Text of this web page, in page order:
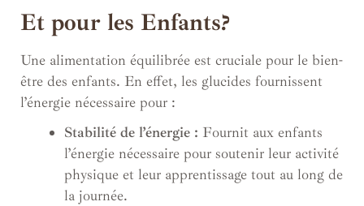
Et pour les Enfants?
Une alimentation équilibrée est cruciale pour le bien-
être des enfants. En effet, les glucides fournissent
l’énergie nécessaire pour :
Stabilité de l’énergie : Fournit aux enfants
l’énergie nécessaire pour soutenir leur activité
physique et leur apprentissage tout au long de
la journée.